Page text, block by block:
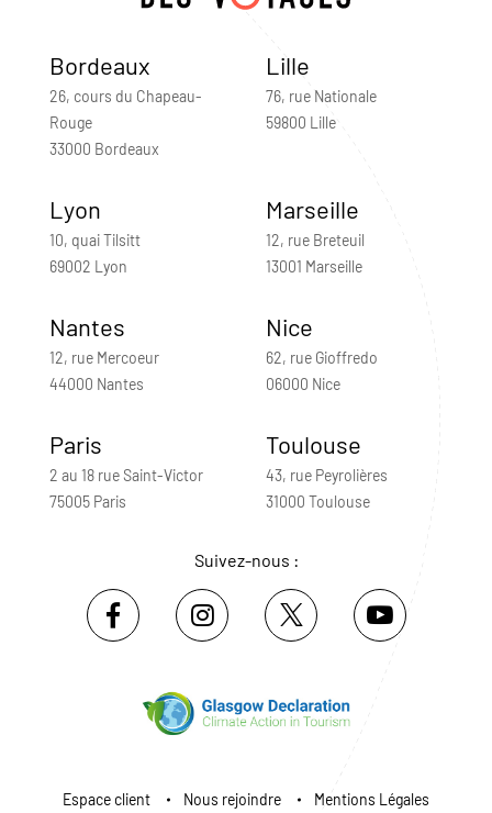
Bordeaux
26, cours du Chapeau-
Rouge
33000 Bordeaux
Lille
76, rue Nationale
59800 Lille
Lyon
10, quai Tilsitt
69002 Lyon
Marseille
12, rue Breteuil
13001 Marseille
Nantes
12, rue Mercoeur
44000 Nantes
Nice
62, rue Gioffredo
06000 Nice
Paris
2 au 18 rue Saint-Victor
75005 Paris
Toulouse
43, rue Peyrolières
31000 Toulouse
Suivez-nous :
Espace client Nous rejoindre Mentions Légales